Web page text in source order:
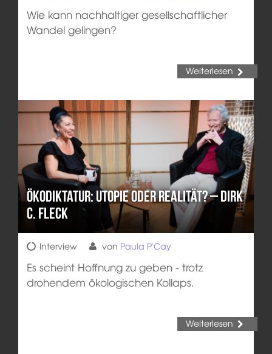
Wie kann nachhaltiger gesellschaftlicher
Wandel gelingen?
Weiterlesen
Ökodiktatur: Utopie oder Realität? – Dirk
C. Fleck
Interview von Paula P'Cay
Es scheint Hoffnung zu geben - trotz
drohendem ökologischen Kollaps.
Weiterlesen